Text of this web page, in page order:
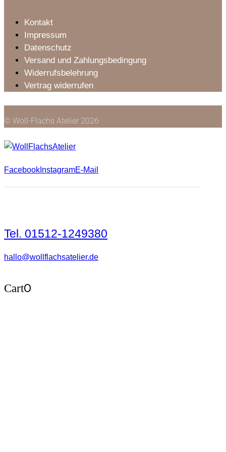
Kontakt
Impressum
Datenschutz
Versand und Zahlungsbedingung
Widerrufsbelehrung
Vertrag widerrufen
© Woll-Flachs Atelier 2026
Facebook InstagramE-Mail
Tel. 01512-1249380
hallo@wollflachsatelier.de
Cart0